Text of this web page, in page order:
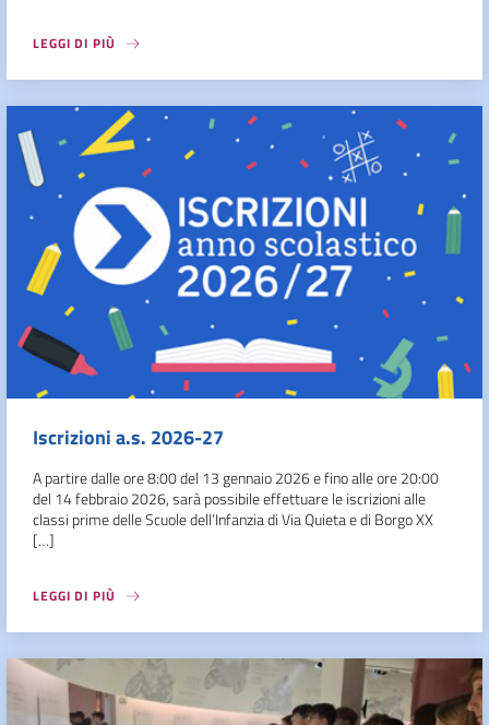
LEGGI DI PIÙ
Iscrizioni a.s. 2026-27
A partire dalle ore 8:00 del 13 gennaio 2026 e fino alle ore 20:00
del 14 febbraio 2026, sarà possibile effettuare le iscrizioni alle
classi prime delle Scuole dell’Infanzia di Via Quieta e di Borgo XX
[…]
LEGGI DI PIÙ